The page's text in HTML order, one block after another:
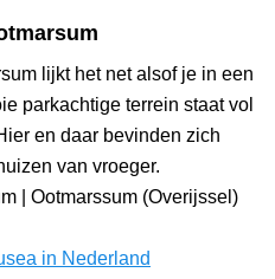
lijkt het net alsof je in een
parkachtige terrein staat vol
en daar bevinden zich
van vroeger.
| Ootmarssum (Overijssel)
in Nederland